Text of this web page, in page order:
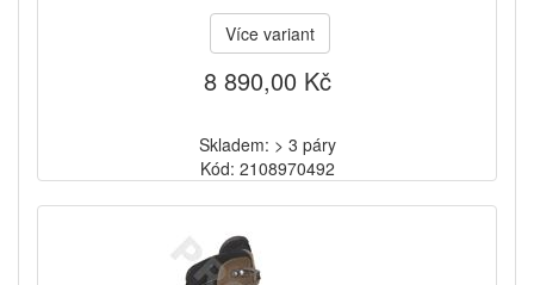
Více variant
8 890,00 Kč
Skladem: > 3 páry
Kód: 2108970492